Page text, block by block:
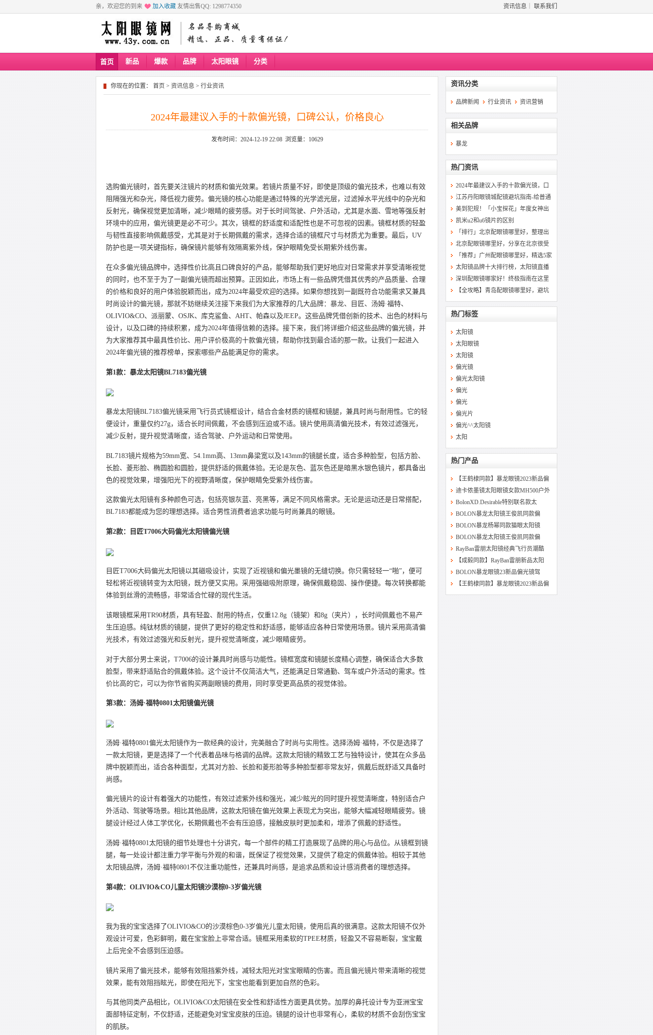
亲，欢迎您的到来 加入收藏 友情出售QQ: 1298774350 资讯信息 联系我们
首页 新品 爆款 品牌 太阳眼镜 分类
你现在的位置： 首页 > 资讯信息 > 行业资讯
2024年最建议入手的十款偏光镜，口碑公认，价格良心
发布时间：2024-12-19 22:08 浏览量：10629
选购偏光镜时，首先要关注镜片的材质和偏光效果。若镜片质量不好，即使是顶级的偏光技术，也难以有效
阻隔强光和杂光，降低视力疲劳。偏光镜的核心功能是通过特殊的光学滤光层，过滤掉水平光线中的杂光和
反射光，确保视觉更加清晰，减少眼睛的疲劳感。对于长时间驾驶、户外活动，尤其是水面、雪地等强反射
环境中的应用，偏光镜更是必不可少。其次，镜框的舒适度和适配性也是不可忽视的因素。镜框材质的轻盈
与韧性直接影响佩戴感受，尤其是对于长期佩戴的需求，选择合适的镜框尺寸与材质尤为重要。最后，UV
防护也是一项关键指标，确保镜片能够有效隔离紫外线，保护眼睛免受长期紫外线伤害。
在众多偏光镜品牌中，选择性价比高且口碑良好的产品，能够帮助我们更好地应对日常需求并享受清晰视觉
的同时，也不至于为了一副偏光镜而超出预算。正因如此，市场上有一些品牌凭借其优秀的产品质量、合理
的价格和良好的用户体验脱颖而出，成为2024年最受欢迎的选择。如果你想找到一副既符合功能需求又兼具
时尚设计的偏光镜，那就不妨继续关注接下来我们为大家推荐的几大品牌： 暴龙、目匠、汤姆·福特、
OLIVIO&CO、派丽蒙、OSJK、库克鲨鱼、AHT、帕森以及JEEP。这些品牌凭借创新的技术、出色的材料与
设计，以及口碑的持续积累，成为2024年值得信赖的选择。接下来，我们将详细介绍这些品牌的偏光镜，并
为大家推荐其中最具性价比、用户评价极高的十款偏光镜，帮助你找到最合适的那一款。让我们一起进入
2024年偏光镜的推荐榜单，探索哪些产品能满足你的需求。
第1款：暴龙太阳镜BL7183偏光镜
暴龙太阳镜BL7183偏光镜采用飞行员式镜框设计，结合合金材质的镜框和镜腿，兼具时尚与耐用性。它的轻
便设计，重量仅约27g，适合长时间佩戴，不会感到压迫或不适。镜片使用高清偏光技术，有效过滤强光，
减少反射，提升视觉清晰度，适合驾驶、户外运动和日常使用。
BL7183镜片规格为59mm宽、54.1mm高、13mm鼻梁宽以及143mm的镜腿长度，适合多种脸型，包括方脸、
长脸、菱形脸、椭圆脸和圆脸，提供舒适的佩戴体验。无论是灰色、蓝灰色还是暗黑水银色镜片，都具备出
色的视觉效果，增强阳光下的视野清晰度，保护眼睛免受紫外线伤害。
这款偏光太阳镜有多种颜色可选，包括亮银灰蓝、亮黑等，满足不同风格需求。无论是运动还是日常搭配，
BL7183都能成为您的理想选择。适合男性消费者追求功能与时尚兼具的眼镜。
第2款：目匠T7006大码偏光太阳镜偏光镜
目匠T7006大码偏光太阳镜以其磁吸设计，实现了近视镜和偏光墨镜的无缝切换。你只需轻轻一“啪”，便可
轻松将近视镜转变为太阳镜，既方便又实用。采用强磁吸附原理，确保佩戴稳固、操作便捷。每次转换都能
体验到丝滑的流畅感，非常适合忙碌的现代生活。
该眼镜框采用TR90材质，具有轻盈、耐用的特点，仅重12.8g（镜架）和8g（夹片），长时间佩戴也不易产
生压迫感。纯钛材质的镜腿，提供了更好的稳定性和舒适感，能够适应各种日常使用场景。镜片采用高清偏
光技术，有效过滤强光和反射光，提升视觉清晰度，减少眼睛疲劳。
对于大部分男士来说，T7006的设计兼具时尚感与功能性。镜框宽度和镜腿长度精心调整，确保适合大多数
脸型，带来舒适贴合的佩戴体验。这个设计不仅简洁大气，还能满足日常通勤、驾车或户外活动的需求。性
价比高的它，可以为你节省购买两副眼镜的费用，同时享受更高品质的视觉体验。
第3款：汤姆·福特0801太阳镜偏光镜
汤姆·福特0801偏光太阳镜作为一款经典的设计，完美融合了时尚与实用性。选择汤姆·福特，不仅是选择了
一款太阳镜，更是选择了一个代表着品味与格调的品牌。这款太阳镜的精致工艺与独特设计，使其在众多品
牌中脱颖而出，适合各种面型，尤其对方脸、长脸和菱形脸等多种脸型都非常友好，佩戴后既舒适又具备时
尚感。
偏光镜片的设计有着强大的功能性，有效过滤紫外线和强光，减少眩光的同时提升视觉清晰度，特别适合户
外活动、驾驶等场景。相比其他品牌，这款太阳镜在偏光效果上表现尤为突出，能够大幅减轻眼睛疲劳。镜
腿设计经过人体工学优化，长期佩戴也不会有压迫感，接触皮肤时更加柔和，增添了佩戴的舒适性。
汤姆·福特0801太阳镜的细节处理也十分讲究，每一个部件的精工打造展现了品牌的用心与品位。从镜框到镜
腿，每一处设计都注重力学平衡与外观的和谐，既保证了视觉效果，又提供了稳定的佩戴体验。相较于其他
太阳镜品牌，汤姆·福特0801不仅注重功能性，还兼具时尚感，是追求品质和设计感消费者的理想选择。
第4款：OLIVIO&CO儿童太阳镜沙漠棕0-3岁偏光镜
我为我的宝宝选择了OLIVIO&CO的沙漠棕色0-3岁偏光儿童太阳镜，使用后真的很满意。这款太阳镜不仅外
观设计可爱，色彩鲜明，戴在宝宝脸上非常合适。镜框采用柔软的TPEE材质，轻盈又不容易断裂，宝宝戴
上后完全不会感到压迫感。
镜片采用了偏光技术，能够有效阻挡紫外线，减轻太阳光对宝宝眼睛的伤害。而且偏光镜片带来清晰的视觉
效果，能有效阻挡眩光，即使在阳光下，宝宝也能看到更加自然的色彩。
与其他同类产品相比，OLIVIO&CO太阳镜在安全性和舒适性方面更具优势。加厚的鼻托设计专为亚洲宝宝
面部特征定制，不仅舒适，还能避免对宝宝皮肤的压迫。镜腿的设计也非常有心，柔软的材质不会刮伤宝宝
的肌肤。
资讯分类
品牌新闻 行业资讯 资讯营销
相关品牌
暴龙
热门资讯
2024年最建议入手的十款偏光镜，口
江苏丹阳眼镜城配镜避坑指南-给普通
美到犯规！「小宝探花」年度女神出
凯米u2和u6镜片的区别
「排行」北京配眼镜哪里好，整理出
北京配眼镜哪里好，分享在北京很受
「推荐」广州配眼镜哪里好，精选5家
太阳镜品牌十大排行榜，太阳镜直播
深圳配眼镜哪家好！终极指南在这里
【全攻略】青岛配眼镜哪里好，避坑
热门标签
太阳镜
太阳眼镜
太阳镜
偏光镜
偏光太阳镜
偏光
偏光
偏光片
偏光^^太阳镜
太阳
热门产品
【王鹤棣同款】暴龙眼镜2023新品偏
迪卡侬墨镜太阳眼镜女款MH500户外
BolonXD.Desirable特别联名款太
BOLON暴龙太阳镜王俊凯同款偏
BOLON暴龙杨幂同款猫眼太阳镜
BOLON暴龙太阳镜王俊凯同款偏
RayBan雷朋太阳镜经典飞行员潮酷
【成毅同款】RayBan雷朋新品太阳
BOLON暴龙眼镜23新品偏光镜驾
【王鹤棣同款】暴龙眼镜2023新品偏